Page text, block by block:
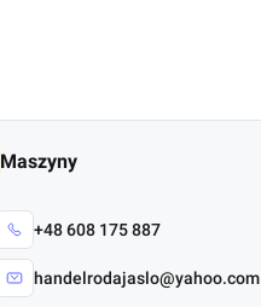
Maszyny
+48 608 175 887
handelrodajaslo@yahoo.com